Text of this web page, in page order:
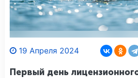
19 Апреля 2024
Первый день